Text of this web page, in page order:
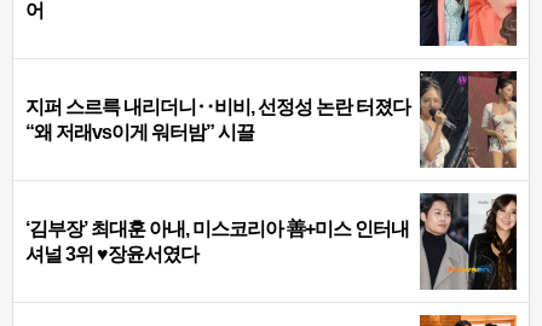
어
지퍼 스르륵 내리더니‥비비, 선정성 논란 터졌다
“왜 저래vs이게 워터밤” 시끌
‘김부장’ 최대훈 아내, 미스코리아 善+미스 인터내
셔널 3위 ♥장윤서였다